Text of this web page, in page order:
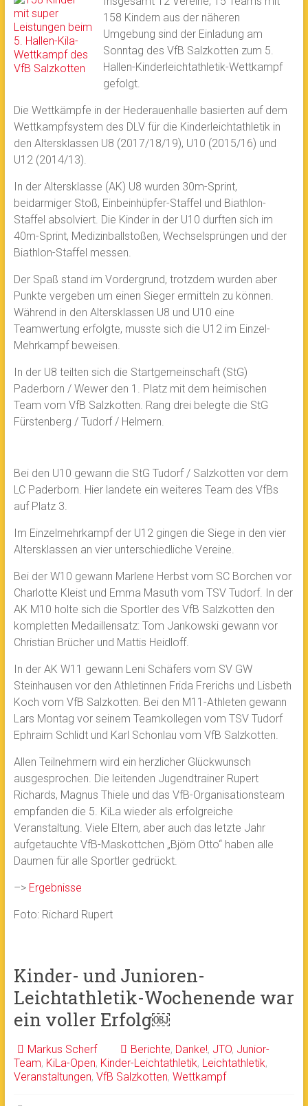
158 Kindern aus der näheren
Umgebung sind der Einladung am
Sonntag des VfB Salzkotten zum 5.
Hallen-Kinderleichtathletik-Wettkampf
gefolgt.
Die Wettkämpfe in der Hederauenhalle basierten auf dem
Wettkampfsystem des DLV für die Kinderleichtathletik in
den Altersklassen U8 (2017/18/19), U10 (2015/16) und
U12 (2014/13).
In der Altersklasse (AK) U8 wurden 30m-Sprint,
beidarmiger Stoß, Einbeinhüpfer-Staffel und Biathlon-
Staffel absolviert. Die Kinder in der U10 durften sich im
40m-Sprint, Medizinballstoßen, Wechselsprüngen und der
Biathlon-Staffel messen.
Der Spaß stand im Vordergrund, trotzdem wurden aber
Punkte vergeben um einen Sieger ermitteln zu können.
Während in den Altersklassen U8 und U10 eine
Teamwertung erfolgte, musste sich die U12 im Einzel-
Mehrkampf beweisen.
In der U8 teilten sich die Startgemeinschaft (StG)
Paderborn / Wewer den 1. Platz mit dem heimischen
Team vom VfB Salzkotten. Rang drei belegte die StG
Fürstenberg / Tudorf / Helmern.
Bei den U10 gewann die StG Tudorf / Salzkotten vor dem
LC Paderborn. Hier landete ein weiteres Team des VfBs
auf Platz 3.
Im Einzelmehrkampf der U12 gingen die Siege in den vier
Altersklassen an vier unterschiedliche Vereine.
Bei der W10 gewann Marlene Herbst vom SC Borchen vor
Charlotte Kleist und Emma Masuth vom TSV Tudorf. In der
AK M10 holte sich die Sportler des VfB Salzkotten den
kompletten Medaillensatz: Tom Jankowski gewann vor
Christian Brücher und Mattis Heidloff.
In der AK W11 gewann Leni Schäfers vom SV GW
Steinhausen vor den Athletinnen Frida Frerichs und Lisbeth
Koch vom VfB Salzkotten. Bei den M11-Athleten gewann
Lars Montag vor seinem Teamkollegen vom TSV Tudorf
Ephraim Schlidt und Karl Schonlau vom VfB Salzkotten.
Allen Teilnehmern wird ein herzlicher Glückwunsch
ausgesprochen. Die leitenden Jugendtrainer Rupert
Richards, Magnus Thiele und das VfB-Organisationsteam
empfanden die 5. KiLa wieder als erfolgreiche
Veranstaltung. Viele Eltern, aber auch das letzte Jahr
aufgetauchte VfB-Maskottchen „Björn Otto“ haben alle
Daumen für alle Sportler gedrückt.
–> Ergebnisse
Foto: Richard Rupert
Kinder- und Junioren-
Leichtathletik-Wochenende war
ein voller Erfolg￼
Markus Scherf Berichte, Danke!, JTO, Junior-
Team, KiLa-Open, Kinder-Leichtathletik, Leichtathletik,
Veranstaltungen, VfB Salzkotten, Wettkampf